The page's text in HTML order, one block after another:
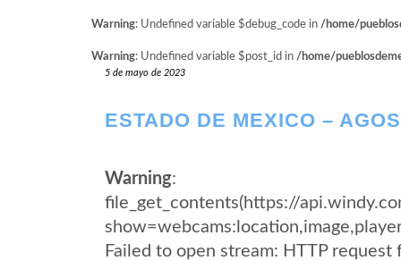
Warning: Undefined variable $debug_code in /home/
Warning: Undefined variable $post_id in /home/
5 de mayo de 2023
ESTADO DE MEXICO –
Warning:
file_get_contents(https://
Failed to open stream: HTTP